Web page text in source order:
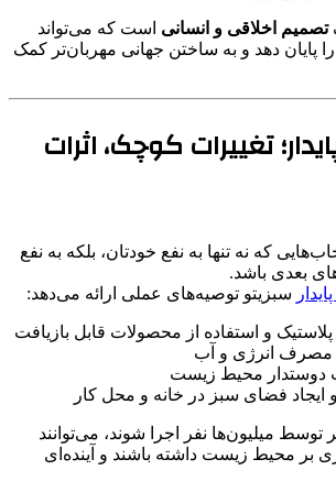
تصمیم اخلاقی و انسانی است که می‌تواند
پایان دهد و به ساختن جهانی مهربان‌تر کمک
تغییرات کوچک، اثرات
که نه تنها به نفع خودتان، بلکه به نفع
بعدی باشد.
سبزیتو توصیه‌های عملی ارائه می‌دهد:
و استفاده از محصولات قابل بازیافت
مصرف انرژی و آب
دوستدار محیط زیست
ایجاد فضای سبز در خانه و محل کار
توسط میلیون‌ها نفر اجرا شوند، می‌توانند
بر محیط زیست داشته باشند و آینده‌ای